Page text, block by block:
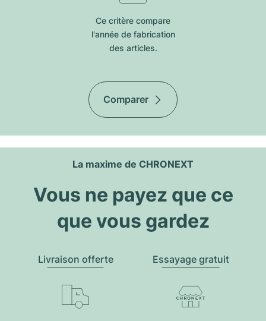
Ce critère compare
l'année de fabrication
des articles.
Comparer
La maxime de CHRONEXT
Vous ne payez que ce
que vous gardez
Livraison offerte Essayage gratuit